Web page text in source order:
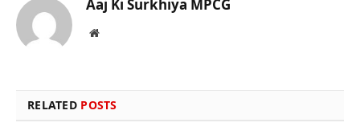
Aaj Ki Surkhiya MPCG
Website
RELATED POSTS